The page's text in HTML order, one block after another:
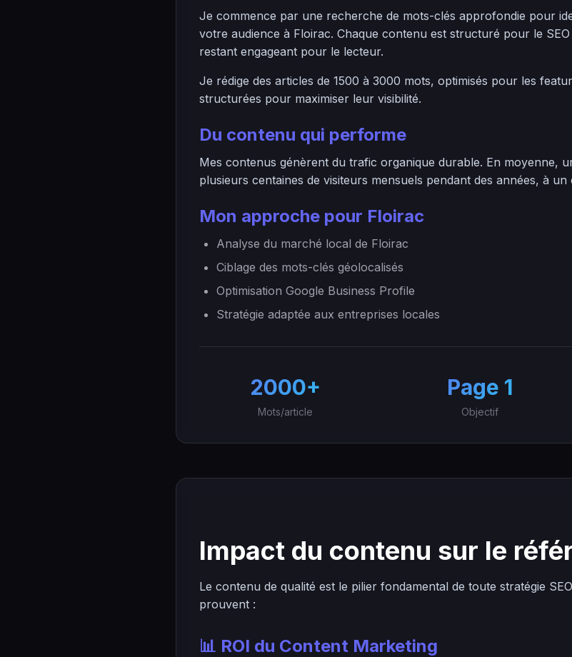
Je commence par une recherche de mots-clés approfondie pour
votre audience à Floirac. Chaque contenu est structuré pour le
restant engageant pour le lecteur.
Je rédige des articles de 1500 à 3000 mots, optimisés pour les
structurées pour maximiser leur visibilité.
Du contenu qui performe
Mes contenus génèrent du trafic organique durable. En moyenne,
plusieurs centaines de visiteurs mensuels pendant des années, à
Mon approche pour Floirac
Analyse du marché local de Floirac
Ciblage des mots-clés géolocalisés
Optimisation Google Business Profile
Stratégie adaptée aux entreprises locales
2000+
Mots/article
Page 1
Objectif
Impact du contenu sur le
Le contenu de qualité est le pilier fondamental de toute stratégie
prouvent :
📊 ROI du Content Marketing